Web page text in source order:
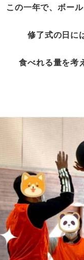
この一年で、ボー
修了式の日に
食べれる量を考